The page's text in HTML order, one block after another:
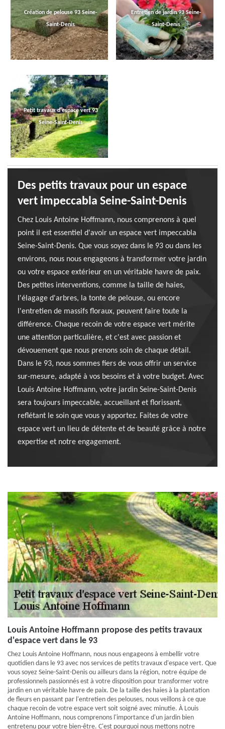
Création de pelouse 93 Seine-
Saint-Denis
Entretien de jardin 93 Seine-
Saint-Denis
Petit travaux d'espace vert 93
Seine-Saint-Denis
Des petits travaux pour un espace
vert impeccabla Seine-Saint-Denis
Chez Louis Antoine Hoffmann, nous comprenons à quel
point il est essentiel d'avoir un espace vert impeccabla
Seine-Saint-Denis. Que vous soyez dans le 93 ou dans les
environs, nous nous engageons à transformer votre jardin
ou votre espace extérieur en un véritable havre de paix.
Des petites interventions, comme la taille de haies,
l'élagage d'arbres, la tonte de pelouse, ou encore
l'entretien de massifs floraux, peuvent faire toute la
différence. Chaque recoin de votre espace vert mérite
une attention particulière, et c'est avec passion et
dévouement que nous prenons soin de chaque détail.
Dans le 93, nous sommes fiers de vous offrir un service
sur-mesure, adapté à vos besoins et à votre budget. Avec
Louis Antoine Hoffmann, votre jardin Seine-Saint-Denis
sera toujours impeccable, accueillant et florissant,
reflétant le soin que vous y apportez. Faites de votre
espace vert un lieu de détente et de beauté grâce à notre
expertise et notre engagement.
Louis Antoine Hoffmann propose des petits travaux
d'espace vert dans le 93
Chez Louis Antoine Hoffmann, nous nous engageons à embellir votre
quotidien dans le 93 avec nos services de petits travaux d'espace vert. Que
vous soyez Seine-Saint-Denis ou ailleurs dans la région, notre équipe de
professionnels passionnés est à votre disposition pour transformer votre
jardin en un véritable havre de paix. De la taille des haies à la plantation
de fleurs en passant par l'entretien des pelouses, nous veillons à ce que
chaque recoin de votre espace vert soit soigné avec minutie. À Louis
Antoine Hoffmann, nous comprenons l'importance d'un jardin bien
entretenu pour votre bien-être. C'est pourquoi nous mettons notre